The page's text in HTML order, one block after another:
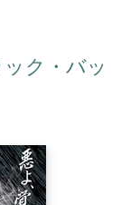
ク・バッ